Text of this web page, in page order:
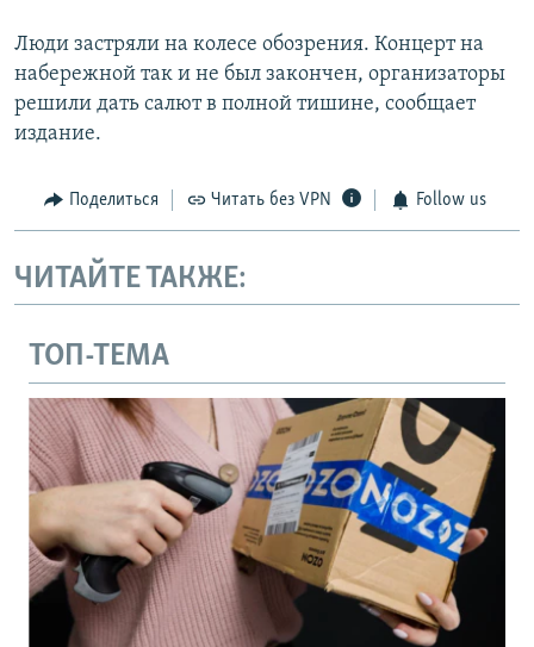
Люди застряли на колесе обозрения. Концерт на
набережной так и не был закончен, организаторы
решили дать салют в полной тишине, сообщает
издание.
Поделиться Читать без VPN Follow us
ЧИТАЙТЕ ТАКЖЕ:
ТОП-ТЕМА